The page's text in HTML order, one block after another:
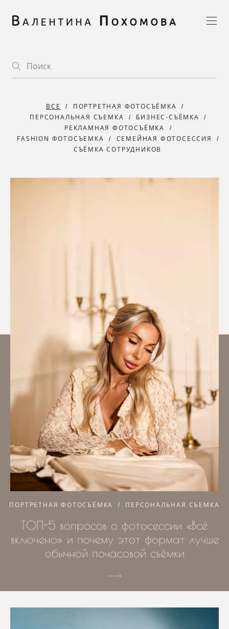
ВСЕ
ПОРТРЕТНАЯ ФОТОСЪЁМКА
ПЕРСОНАЛЬНАЯ СЪЕМКА
БИЗНЕС-СЪЁМКА
РЕКЛАМНАЯ ФОТОСЪЁМКА
FASHION ФОТОСЪЕМКА
СЕМЕЙНАЯ ФОТОСЕССИЯ
СЪЁМКА СОТРУДНИКОВ
ПОРТРЕТНАЯ ФОТОСЪЁМКА ПЕРСОНАЛЬНАЯ СЪЕМКА
ТОП-5 вопросов о фотосессии «Всё
включено» и почему этот формат лучше
обычной почасовой съёмки